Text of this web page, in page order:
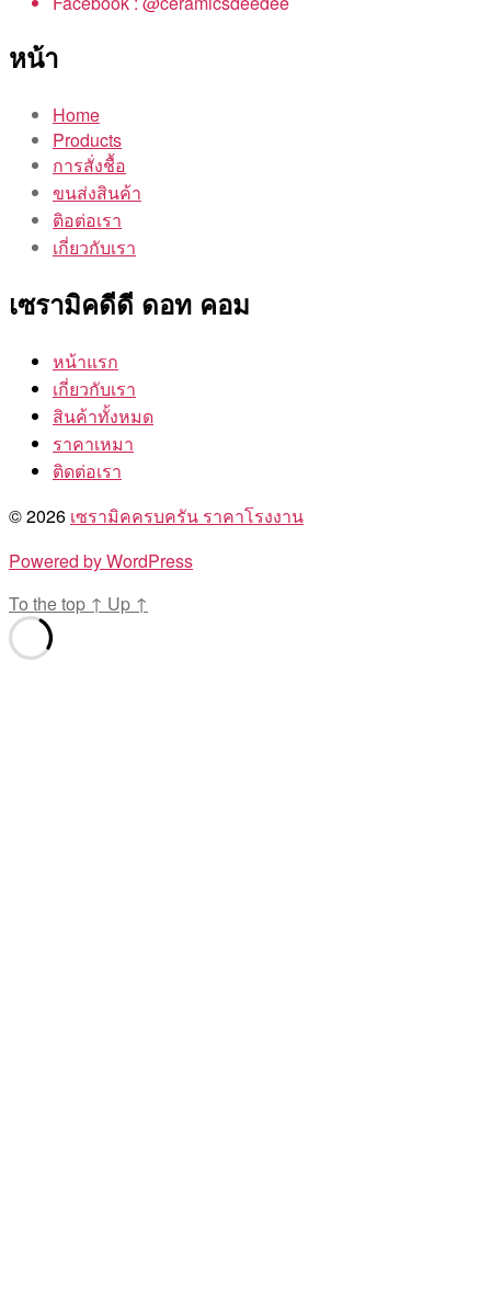
หน้า
Home
Products
การสั่งชื้อ
ขนส่งสินค้า
ติอต่อเรา
เกี่ยวกับเรา
เซรามิคดีดี ดอท คอม
หน้าแรก
เกี่ยวกับเรา
สินค้าทั้งหมด
ราคาเหมา
ติดต่อเรา
© 2026 เซรามิคครบครัน ราคาโรงงาน
Powered by WordPress
To the top ↑ Up ↑